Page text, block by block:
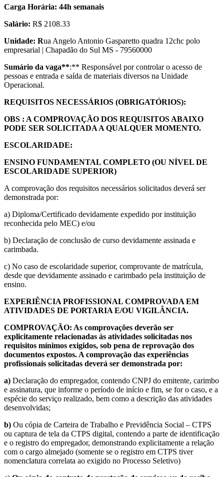
Carga Horária: 44h semanais
Salário: R$ 2108.33
Unidade: Rua Angelo Antonio Gasparetto quadra 12chc polo
empresarial | Chapadão do Sul MS - 79560000
Sumário da vaga**:** Responsável por controlar o acesso de
pessoas e entrada e saída de materiais diversos na Unidade
Operacional.
REQUISITOS NECESSÁRIOS (OBRIGATÓRIOS):
OBS : A COMPROVAÇÃO DOS REQUISITOS ABAIXO
PODE SER SOLICITADA A QUALQUER MOMENTO.
ESCOLARIDADE:
ENSINO FUNDAMENTAL COMPLETO (OU NÍVEL DE
ESCOLARIDADE SUPERIOR)
A comprovação dos requisitos necessários solicitados deverá ser
demonstrada por:
a) Diploma/Certificado devidamente expedido por instituição
reconhecida pelo MEC) e/ou
b) Declaração de conclusão de curso devidamente assinada e
carimbada.
c) No caso de escolaridade superior, comprovante de matrícula,
desde que devidamente assinado e carimbado pela instituição de
ensino.
EXPERIÊNCIA PROFISSIONAL COMPROVADA EM
ATIVIDADES DE PORTARIA E/OU VIGILÂNCIA.
COMPROVAÇÃO: As comprovações deverão ser
explicitamente relacionadas às atividades solicitadas nos
requisitos mínimos exigidos, sob pena de reprovação dos
documentos expostos. A comprovação das experiências
profissionais solicitadas deverá ser demonstrada por:
a) Declaração do empregador, contendo CNPJ do emitente, carimbo
e assinatura, que informe o período de início e fim, se for o caso, e a
espécie do serviço realizado, bem como a descrição das atividades
desenvolvidas;
b) Ou cópia de Carteira de Trabalho e Previdência Social – CTPS
ou captura de tela da CTPS digital, contendo a parte de identificação
e o registro do empregador, demonstrando explicitamente a relação
com o cargo almejado (somente se o registro em CTPS tiver
nomenclatura correlata ao exigido no Processo Seletivo)